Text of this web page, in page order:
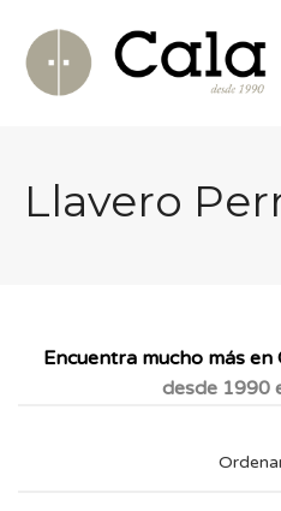
Llavero
Encuentra mucho más en
desde 1990